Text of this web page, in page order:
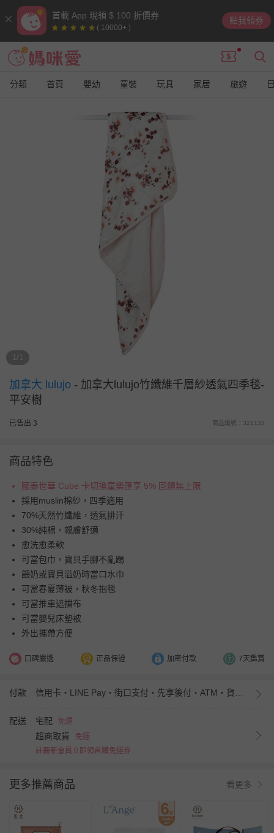
首載 App 現領 $ 100 折價券
( 10000+ )
點我領券
分類 首頁 嬰幼 童裝 玩具 家居 旅遊
1/1
加拿大 lulujo - 加拿大lulujo竹纖維千層紗透氣四季毯-
平安樹
已售出 3 商品編號：321133
商品特色
國泰世華 Cube 卡切換童樂匯享 5% 回饋無上限
採用muslin棉紗，四季適用
70%天然竹纖維，透氣排汗
30%純棉，親膚舒適
愈洗愈柔軟
可當包巾，寶貝手腳不亂踢
餵奶或寶貝溢奶時當口水巾
可當春夏薄被，秋冬抱毯
可當推車遮擋布
可當嬰兒床墊被
外出攜帶方便
口碑嚴選 正品保證 加密付款 7天鑑賞
付款
配送 宅配 免運
超商取貨
免運
註冊新會員立即領首購免運券
更多推薦商品 看更多